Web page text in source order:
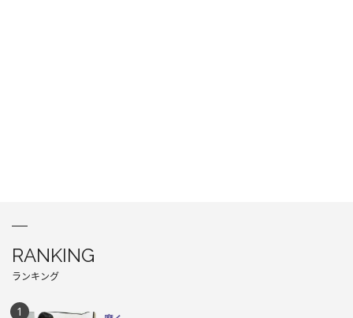
RANKING
ランキング